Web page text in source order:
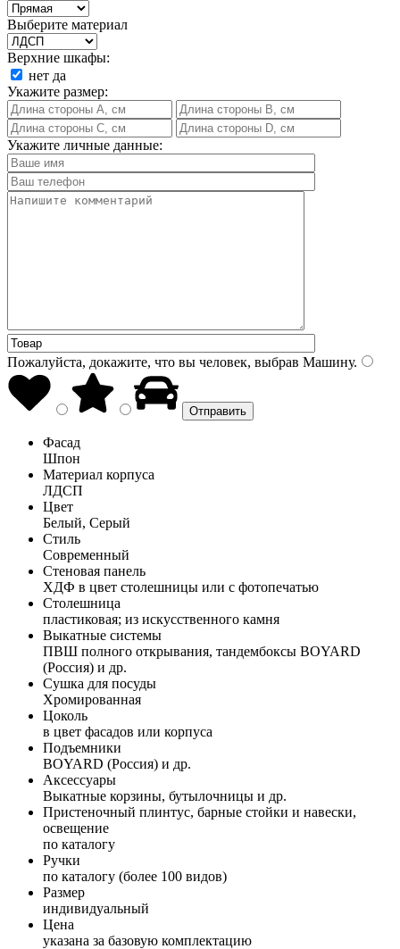
Выберите материал
Верхние шкафы:
нет да
Укажите размер:
Укажите личные данные:
Пожалуйста, докажите, что вы человек, выбрав Машину.
Фасад
Шпон
Материал корпуса
ЛДСП
Цвет
Белый, Серый
Стиль
Современный
Стеновая панель
ХДФ в цвет столешницы или с фотопечатью
Столешница
пластиковая; из искусственного камня
Выкатные системы
ПВШ полного открывания, тандембоксы BOYARD
(Россия) и др.
Сушка для посуды
Хромированная
Цоколь
в цвет фасадов или корпуса
Подъемники
BOYARD (Россия) и др.
Аксессуары
Выкатные корзины, бутылочницы и др.
Пристеночный плинтус, барные стойки и навески,
освещение
по каталогу
Ручки
по каталогу (более 100 видов)
Размер
индивидуальный
Цена
указана за базовую комплектацию